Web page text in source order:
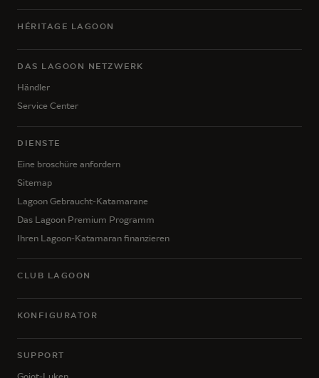
HÉRITAGE LAGOON
DAS LAGOON NETZWERK
Händler
Service Center
DIENSTE
Eine broschüre anfordern
Sitemap
Lagoon Gebraucht-Katamarane
Das Lagoon Premium Programm
Ihren Lagoon-Katamaran finanzieren
CLUB LAGOON
KONFIGURATOR
SUPPORT